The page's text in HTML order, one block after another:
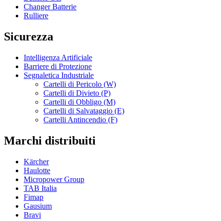
Changer Batterie
Rulliere
Sicurezza
Intelligenza Artificiale
Barriere di Protezione
Segnaletica Industriale
Cartelli di Pericolo (W)
Cartelli di Divieto (P)
Cartelli di Obbligo (M)
Cartelli di Salvataggio (E)
Cartelli Antincendio (F)
Marchi distribuiti
Kärcher
Haulotte
Micropower Group
TAB Italia
Fimap
Gausium
Bravi